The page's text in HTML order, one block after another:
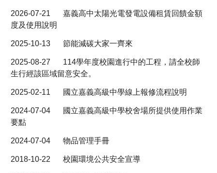
2026-07-21
嘉義高中太陽光電發電設備租賃回饋金額
度及使用說明
2025-10-13 節能減碳大家一齊來
2025-08-27
114學年度校園進行中的工程，請全校師
生行經該區域留意安全。
2025-02-11 國立嘉義高級中學線上報修流程說明
2024-07-04
國立嘉義高級中學校舍場所提供使用作業
要點
2024-07-04 物品管理手冊
2018-10-22 校園環境公共安全宣導